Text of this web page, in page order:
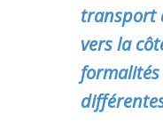
transport
vers la